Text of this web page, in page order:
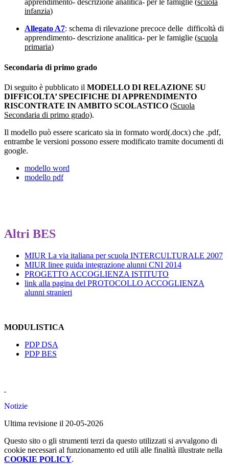
apprendimento- descrizione analitica- per le famiglie (scuola
infanzia)
Allegato A7: schema di rilevazione precoce delle difficoltà di
apprendimento- descrizione analitica- per le famiglie (scuola
primaria)
Secondaria di primo grado
Di seguito è pubblicato il MODELLO DI RELAZIONE SU
DIFFICOLTA’ SPECIFICHE DI APPRENDIMENTO
RISCONTRATE IN AMBITO SCOLASTICO (Scuola
Secondaria di primo grado).
Il modello può essere scaricato sia in formato word(.docx) che .pdf,
entrambe le versioni possono essere modificato tramite documenti di
google.
modello word
modello pdf
Altri BES
MIUR La via italiana per scuola INTERCULTURALE 2007
MIUR linee guida integrazione alunni CNI 2014
PROGETTO ACCOGLIENZA ISTITUTO
link alla pagina del PROTOCOLLO ACCOGLIENZA
alunni stranieri
MODULISTICA
PDP DSA
PDP BES
Notizie
Ultima revisione il 20-05-2026
Questo sito o gli strumenti terzi da questo utilizzati si avvalgono di
cookie necessari al funzionamento ed utili alle finalità illustrate nella
COOKIE POLICY.